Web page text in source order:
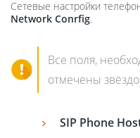
Сетевые настройки
Network Conrfig.
Все поля,
отмечены
SIP Phone